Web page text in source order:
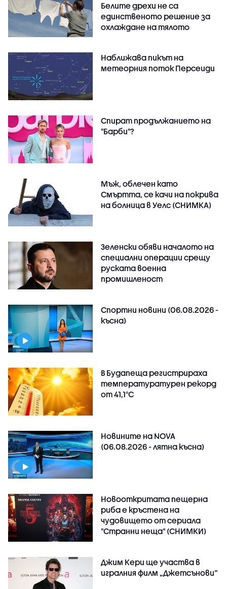
Белите дрехи не са
единственото решение за
охлаждане на тялото
Наближава пикът на
метеорния поток Персеиди
Спират продължанието на
"Барби"?
Мъж, облечен като
Смъртта, се качи на покрива
на болница в Уелс (СНИМКА)
Зеленски обяви началото на
специални операции срещу
руската военна
промишленост
Спортни новини (06.08.2026 -
късна)
В Будапеща регистрираха
температуратурен рекорд
от 41,1°C
Новините на NOVA
(06.08.2026 - лятна късна)
Новооткритата пещерна
риба е кръстена на
чудовището от сериала
"Странни неща" (СНИМКИ)
Джим Кери ще участва в
игралния филм „Джетсънови“